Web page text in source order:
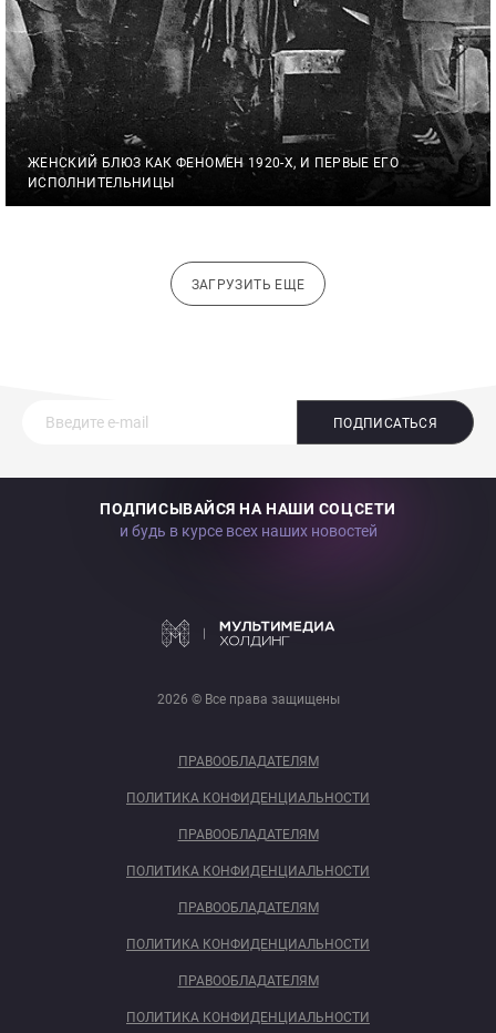
ЖЕНСКИЙ БЛЮЗ КАК ФЕНОМЕН 1920-Х, И ПЕРВЫЕ ЕГО
ИСПОЛНИТЕЛЬНИЦЫ
ЗАГРУЗИТЬ ЕЩЕ
ПОДПИСАТЬСЯ
ПОДПИСЫВАЙСЯ НА НАШИ СОЦСЕТИ
и будь в курсе всех наших новостей
2026 © Все права защищены
ПРАВООБЛАДАТЕЛЯМ
ПОЛИТИКА КОНФИДЕНЦИАЛЬНОСТИ
ПРАВООБЛАДАТЕЛЯМ
ПОЛИТИКА КОНФИДЕНЦИАЛЬНОСТИ
ПРАВООБЛАДАТЕЛЯМ
ПОЛИТИКА КОНФИДЕНЦИАЛЬНОСТИ
ПРАВООБЛАДАТЕЛЯМ
ПОЛИТИКА КОНФИДЕНЦИАЛЬНОСТИ